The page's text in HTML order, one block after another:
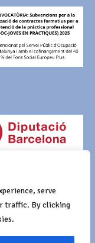
serve
traffic. By clicking